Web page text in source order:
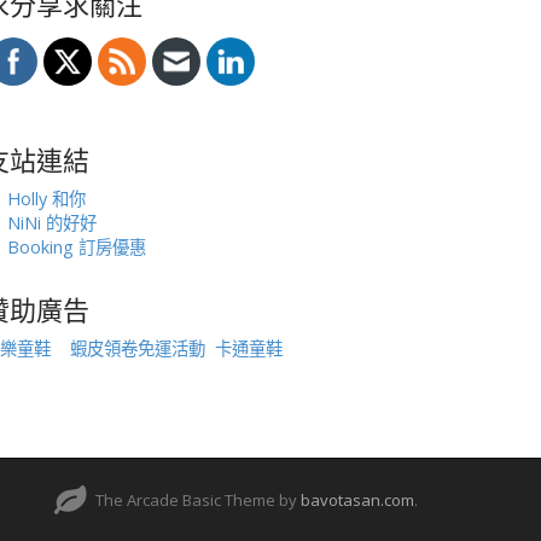
站連結
Holly 和你
NiNi 的好好
Booking 訂房優惠
助廣告
童鞋 蝦皮領卷免運活動 卡通童鞋
The Arcade Basic Theme by bavotasan.com.